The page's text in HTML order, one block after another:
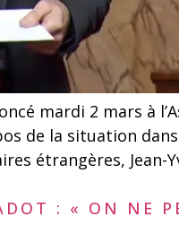
mardi 2 mars à
de la situation
étrangères, Jean-
: « ON NE